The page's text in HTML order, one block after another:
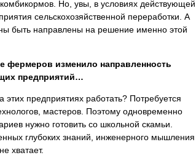
Но, увы, в условиях действующей
сельскохозяйственной переработки. А
быть направлены на решение именно этой
фермеров изменило направленность
предприятий…
предприятиях работать? Потребуется
мастеров. Поэтому одновременно
нужно готовить со школьной скамьи.
глубоких знаний, инженерного мышления
хватает.